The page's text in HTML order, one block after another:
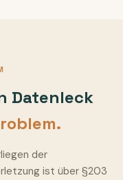
Datenleck
der
ist über §203